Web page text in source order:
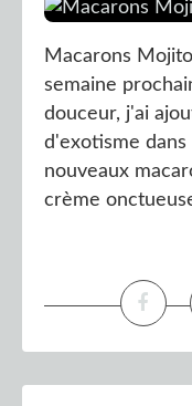
Macarons
semaine
douceur, j'ai
d'exotisme
nouveaux
crème